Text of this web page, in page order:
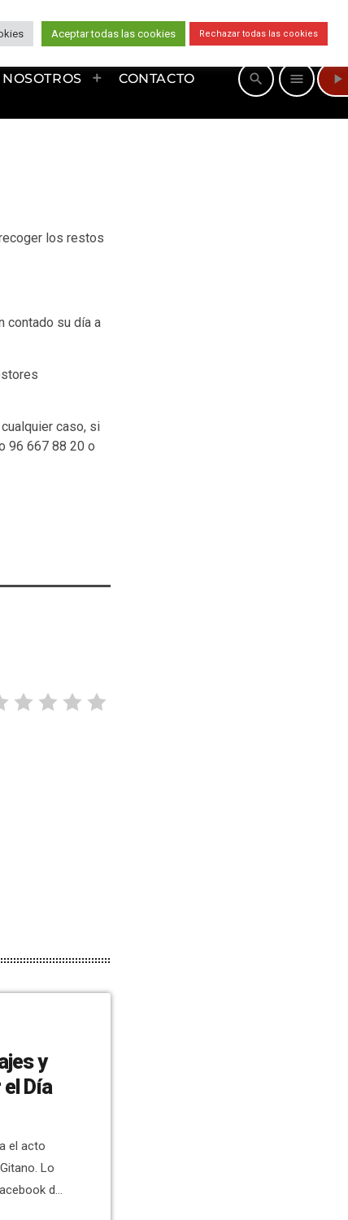
NOSOTROS CONTACTO search menu play_arrow
los restos
contado su día a
caso, si
96 667 88 20 o
y
Día
el acto
Lo
del
Sánchez
Aceptar todas las cookies Rechazar todas las cookies